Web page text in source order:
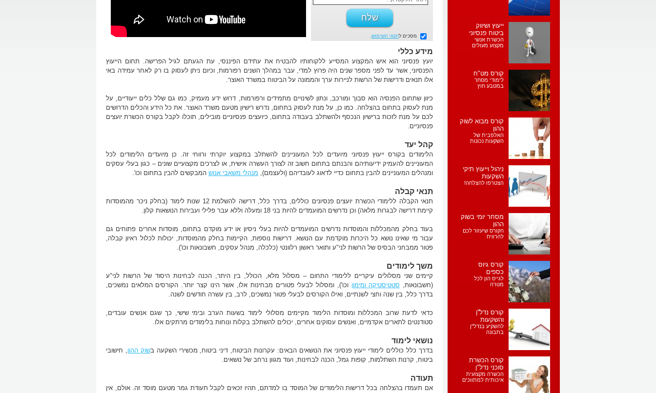
ייעוץ ושיווק
ביטוח פנסיוני
הכשרת אנשי
מקצוע מעולים
קורס מט"ח
לימודי מסחר
במטבע חוץ
קורס מבוא לשוק
ההון
האלפבית של
השקעות נכונות
ניהול וייעוץ תיקי
השקעות
הצטרפו להצלחה!
מסחר יומי בשוק
ההון
הקורס שיעזור לכם
להרוויח
קורס גיוס
כספים
לגייס הון לכל
מטרה
קורס נדל''ן
והשקעות
להשקיע בנדל"ן
בתבונה
קורס הכשרת
סוכני נדל"ן
הכשרה מקצועית
איכותית למתווכים
מסכים לתנאי השימוש
מידע כללי
יועץ פנסיוני הוא איש המקצוע המסייע ללקוחותיו להבטיח את עתידם הפיננסי, עת הגעתם לגיל הפרישה. תחום הייעוץ
הפנסיוני, אשר עד לפני מספר שנים היה פרוץ למדי, עבר במהלך השנים רפורמות, וכיום ניתן לעסוק בו רק לאחר עמידה באי
אלו תנאים ודרישות של הרשות לניירות ערך והממונה על הביטוח במשרד האוצר.
כיוון שתחום הפנסיה הוא סבוך ומורכב, ונתון לשינויים מתמידים ורפורמות, דרוש ידע מעמיק, כמו גם שלל כלים ייעודיים, על
מנת לעסוק בתחום בהצלחה. כמו כן, על מנת לעסוק בתחום, נדרש רישיון מטעם משרד האוצר. את כל הידע והכלים הדרושים
לכם על מנת לזכות ברישיון הנכסף ולהשתלב בעבודה בתחום, כיועצים פנסיוניים מובילים, תוכלו לקבל בקורס הכשרת יועצים
פנסיוניים.
קהל יעד
הלימודים בקורס ייעוץ פנסיוני מיועדים לכל המעוניינים להשתלב במקצוע יוקרתי ורווחי זה. כן מיועדים הלימודים לכל
המעוניינים להעמיק ידיעותיהם והבנתם בתחום חשוב זה לצורך העשרה אישית, או לצרכים מקצועיים שונים – כגון בעלי עסקים
ומנהלים המעוניינים להבין בתחום כדיי לדאוג לעובדיהם (ולעצמם), מנהלי משאבי אנוש המבקשים להבין בתחום וכו'.
תנאי קבלה
תנאי הקבלה ללימודי הכשרת יועצים פנסיונים כוללים, בדרך כלל, דרישה להשלמת 12 שנות לימוד (בחלק ניכר מהמוסדות
קיימת דרישה לבגרות מלאה) וכן נדרשים המועמדים להיות בני 18 ומעלה וללא עבר פלילי ועבירות הנושאות קלון.
בעוד בחלק מהמכללות והמוסדות נדרשים המועמדים להיות בעלי ניסיון או ידע מוקדם בתחום, מוסדות אחרים פתוחים גם
עבור מי שאינו נושא כל היכרות מוקדמת עם הנושא. דרישות נוספות, הקיימות בחלק מהמוסדות, יכולות לכלול ראיון קבלה,
פטור ממבחני הבסיס של הרשות לני"ע ותואר ראשון רלוונטי (כלכלה, מנהל עסקים, חשבונאות וכו').
משך לימודים
קיימים שני מסלולים עיקריים ללימודי התחום – מסלול מלא, הכולל, בין היתר, הכנה לבחינות היסוד של הרשות לני"ע
(חשבונאות, סטטיסטיקה ומימון וכו'), ומסלול לבעלי פטורים מבחינות אלו, אשר הינו קצר יותר. הקורסים המלאים נמשכים,
בדרך כלל, בין שנה וחצי לשנתיים, ואילו הקורסים לבעלי פטור נמשכים, לרב, בין עשרה חודשים לשנה.
כדאי לדעת שרוב המכללות ומוסדות הלימוד מקיימים מסלולי לימוד בשעות הערב ובימי שישי, כך שגם אנשים עובדים,
סטודנטים לתארים אקדמיים, ואנשים עסוקים אחרים, יכולים להשתלב בקלות ונוחות בלימודים מרתקים אלו.
נושאי לימוד
בדרך כלל כוללים לימודי ייעוץ פנסיוני את הנושאים הבאים: עקרונות הביטוח, דיני ביטוח, מכשירי השקעה בשוק ההון, חישובי
ביטוח, קרנות השתלמות, קופות גמל, הכנה לבחינות, ועוד מגוון נרחב של נושאים.
תעודה
אם תעמדו בהצלחה בכל דרישות הלימודים של המוסד בו למדתם, תהיו זכאים לקבל תעודת גמר מטעם מוסד זה. אולם, אין